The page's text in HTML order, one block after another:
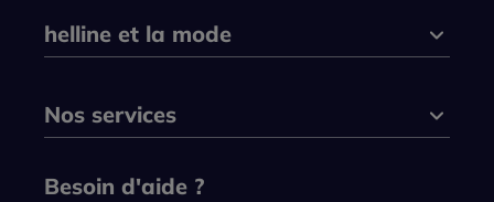
helline et la mode
Nos services
Besoin d'aide ?